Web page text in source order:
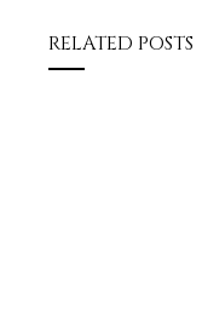
RELATED POSTS